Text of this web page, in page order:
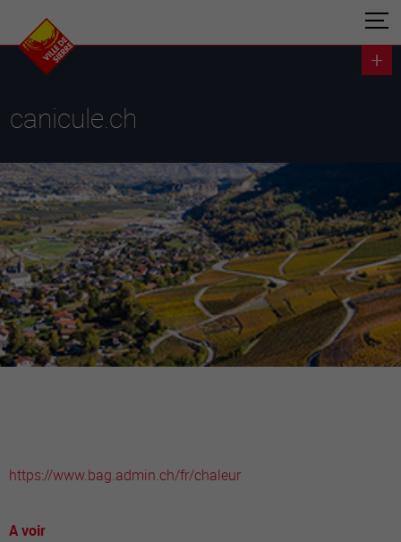
canicule.ch
https://www.bag.admin.ch/fr/chaleur
A voir